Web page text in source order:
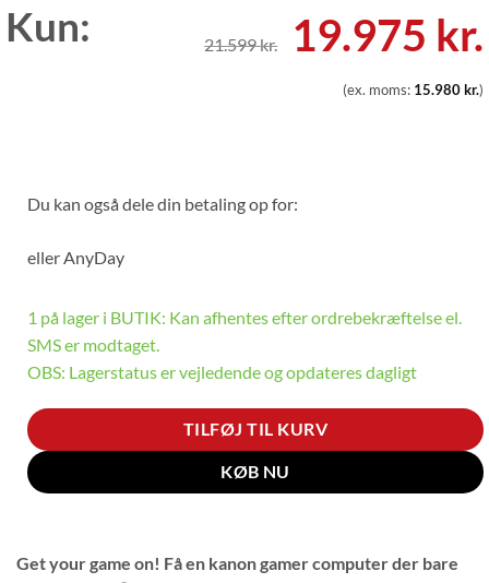
Kun: 21.599kr.
Den
21.599 kr..
19.975 kr.
(ex. moms: 15.980kr.)
Du kan også dele din betaling op for:
ellerAnyDay
1 på lager i BUTIK: Kan afhentes efter ordrebekræftelse el.
SMS er modtaget.
OBS: Lagerstatus er vejledende og opdateres dagligt
TILFØJ TIL KURV
KØB NU
Get your game on! Få en kanon gamer computer der bare